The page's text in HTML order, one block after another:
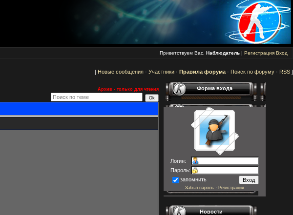
Приветствуем Вас, Наблюдатель | Регистрация Вход
[ Новые сообщения · Участники · Правила форума · Поиск по форуму · RSS ]
Архив - только для чтения
Форма входа
Логин:
Пароль:
запомнить
Забыл пароль · Регистрация
Новости